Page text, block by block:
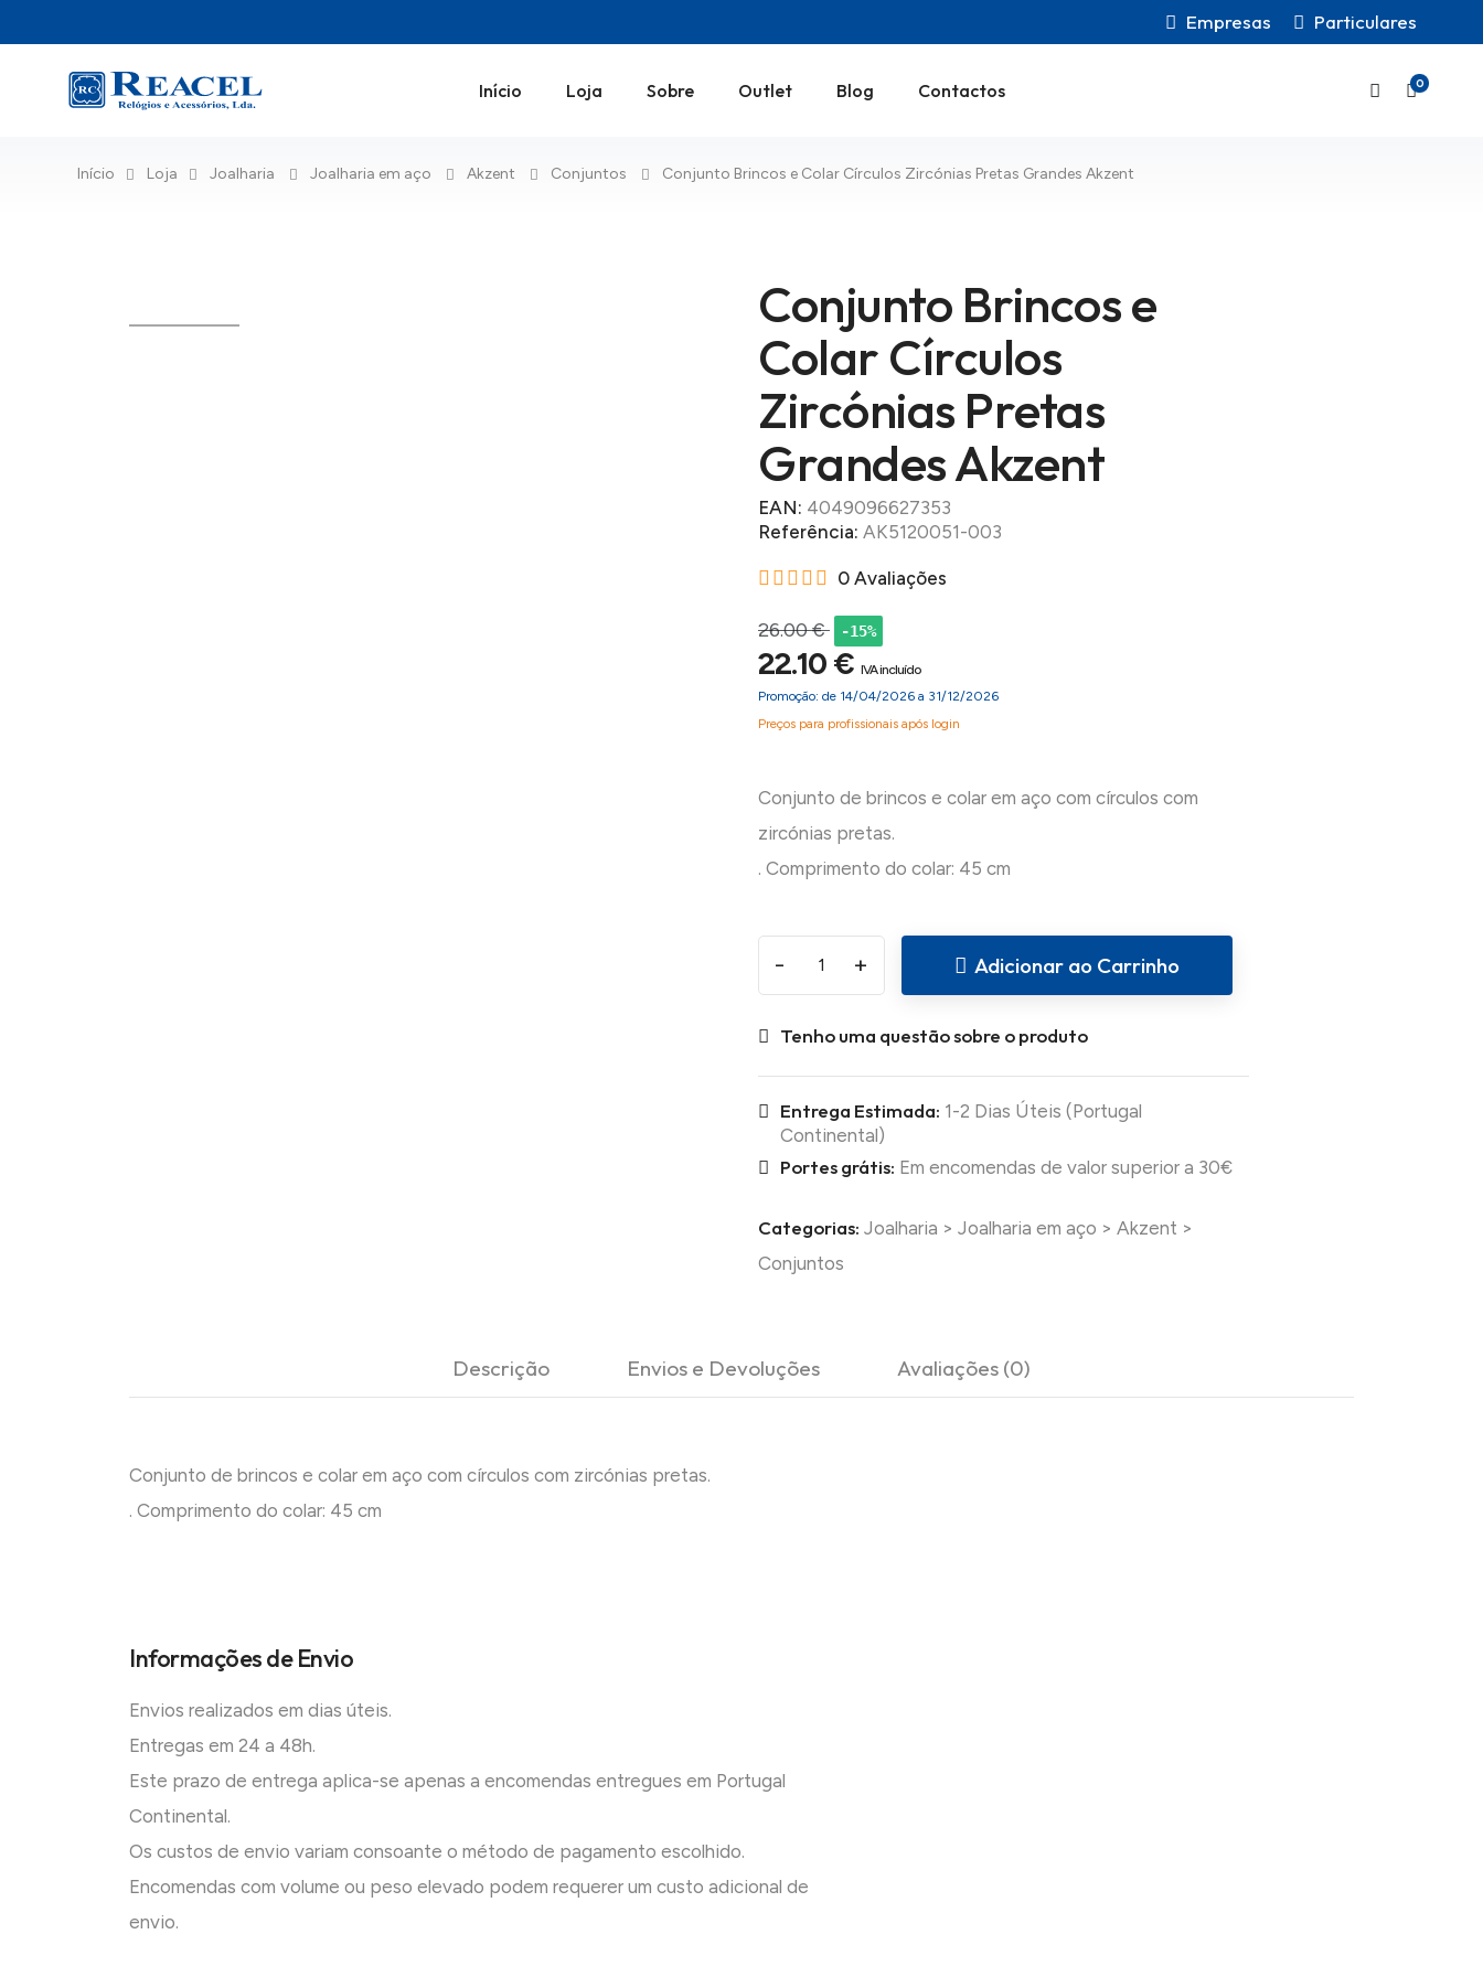
Empresas Particulares
Início Loja Sobre Outlet Blog Contactos 0
Início Loja Joalharia Joalharia em aço Akzent Conjuntos Conjunto Brincos e Colar Círculos Zircónias Pretas Grandes Akzent
Conjunto Brincos e
Colar Círculos
Zircónias Pretas
Grandes Akzent
EAN: 4049096627353
Referência: AK5120051-003
0 Avaliações
26.00 € -15%
22.10 € IVA incluído
Promoção: de 14/04/2026 a 31/12/2026
Preços para profissionais após login
Conjunto de brincos e colar em aço com círculos com
zircónias pretas.
- + Adicionar ao Carrinho
Tenho uma questão sobre o produto
Entrega Estimada: 1-2 Dias Úteis (Portugal
Continental)
Portes grátis: Em encomendas de valor superior a 30€
Categorias: Joalharia > Joalharia em aço > Akzent >
Conjuntos
Descrição Envios e Devoluções Avaliações (0)
Conjunto de brincos e colar em aço com círculos com zircónias pretas.
. Comprimento do colar: 45 cm
Informações de Envio
Envios realizados em dias úteis.
Entregas em 24 a 48h.
Este prazo de entrega aplica-se apenas a encomendas entregues em Portugal
Continental.
Os custos de envio variam consoante o método de pagamento escolhido.
Encomendas com volume ou peso elevado podem requerer um custo adicional de
envio.